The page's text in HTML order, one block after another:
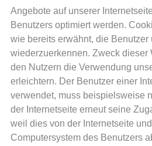
Angebote auf unserer
Benutzers optimiert werden.
wie bereits erwähnt, die Benutzer
wiederzuerkennen. Zweck dieser
den Nutzern die Verwendung
erleichtern. Der Benutzer einer
verwendet, muss beispielsweise
der Internetseite erneut seine
weil dies von der Internetseite
Computersystem des Benutzers